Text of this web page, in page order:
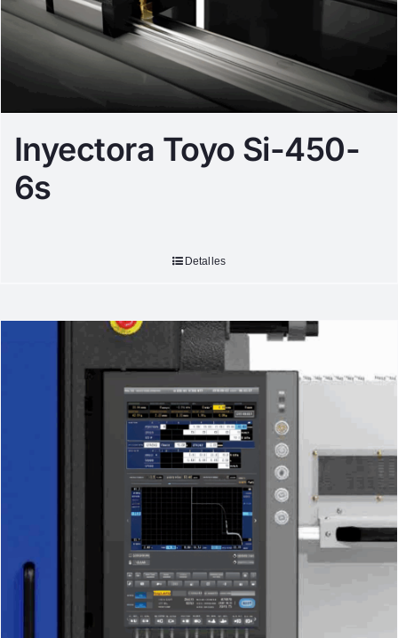
Inyectora Toyo Si-450-
6s
Detalles